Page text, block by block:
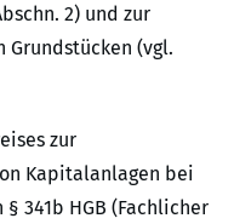
2) und zur
Grundstücken (vgl.
zur
Kapitalanlagen bei
341b HGB (Fachlicher